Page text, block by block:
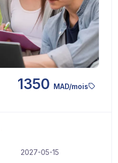
1350 MAD/mois
2027-05-15